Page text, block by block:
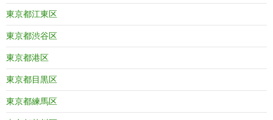
東京都江東区
東京都渋谷区
東京都港区
東京都目黒区
東京都練馬区